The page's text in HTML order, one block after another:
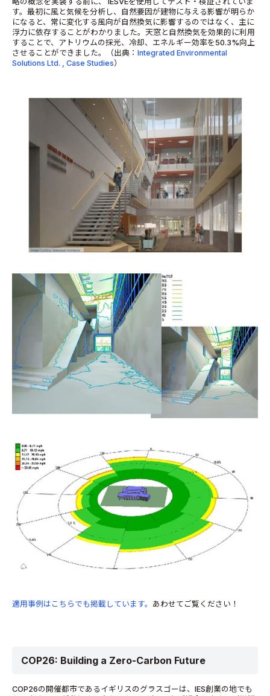
す。最初に風と気候を分析し、自然要因が建物に与える影響が明らか
になると、常に変化する風向が自然換気に影響するのではなく、主に
浮力に依存することがわかりました。天窓と自然換気を効果的に利用
することで、アトリウムの採光、冷却、エネルギー効率を50.3%向上
させることができました。（出典： Integrated Environmental
Solutions Ltd. , Case Studies）
適用事例はこちらでも掲載しています。 あわせてご覧ください！
COP26: Building a Zero-Carbon Future
COP26の開催都市であるイギリスのグラスゴーは、IES創業の地でも